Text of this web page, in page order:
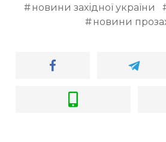
новини західної україни
новини